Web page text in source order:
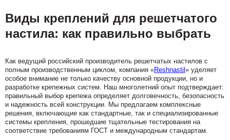
Виды креплений для решетчатого
настила: как правильно выбрать
Как ведущий российский производитель решетчатых настилов с
полным производственным циклом, компания «Reshnastil » уделяет
особое внимание не только качеству основной продукции, но и
разработке крепежных систем. Наш многолетний опыт подтверждает:
правильный выбор крепежа определяет долговечность, безопасность
и надежность всей конструкции. Мы предлагаем комплексные
решения, включающие как стандартные, так и специализированные
системы крепления, прошедшие тщательные тестирования на
соответствие требованиям ГОСТ и международным стандартам.